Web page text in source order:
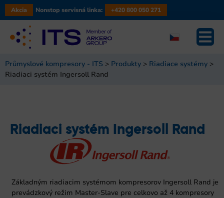
Akcia Nonstop servisná linka: +420 800 050 271
Průmyslové kompresory - ITS > Produkty > Riadiace systémy >
Riadiaci systém Ingersoll Rand
Riadiaci systém Ingersoll Rand
Základným riadiacim systémom kompresorov Ingersoll Rand je
prevádzkový režim Master-Slave pre celkovo až 4 kompresory